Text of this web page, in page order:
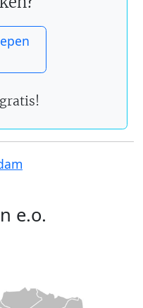
e.o.